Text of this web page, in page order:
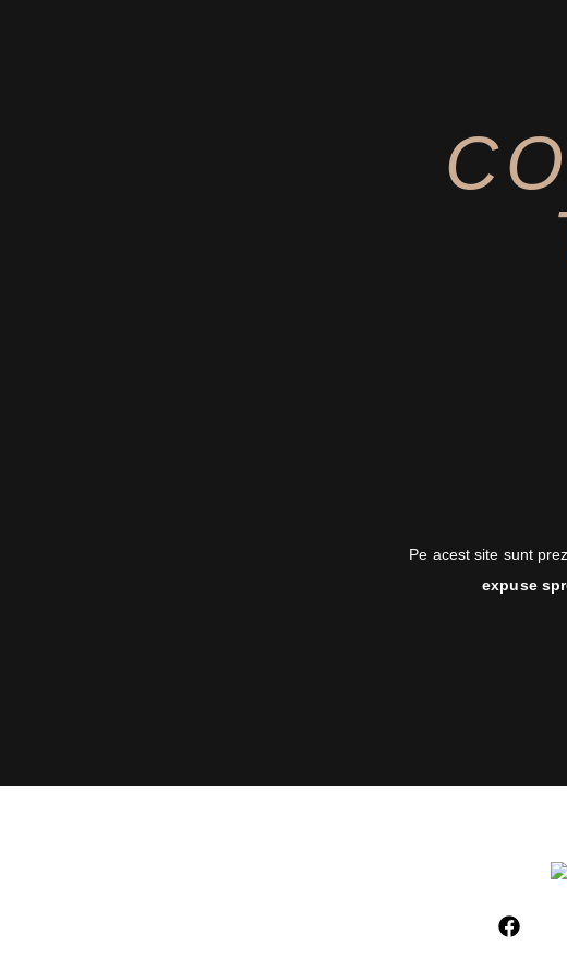
Pe acest site sunt
expuse